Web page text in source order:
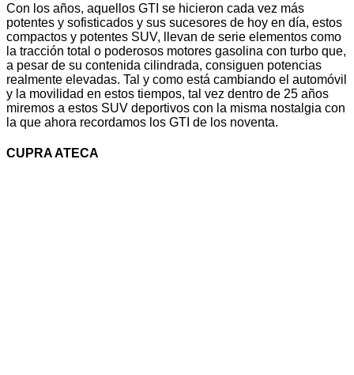
Con los años, aquellos GTI se hicieron cada vez más
potentes y sofisticados y sus sucesores de hoy en día, estos
compactos y potentes SUV, llevan de serie elementos como
la tracción total o poderosos motores gasolina con turbo que,
a pesar de su contenida cilindrada, consiguen potencias
realmente elevadas. Tal y como está cambiando el automóvil
y la movilidad en estos tiempos, tal vez dentro de 25 años
miremos a estos SUV deportivos con la misma nostalgia con
la que ahora recordamos los GTI de los noventa.
CUPRA ATECA